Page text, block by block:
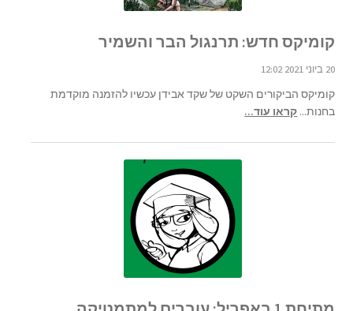
קומיקס חדש: תרנגול הבר והשמיר
20 ביוני 2021 12:02
קומיקס הביקורים השקט של שקד אבידן עכשיו להזמנה מוקדמת
בחנות... קראו עוד...